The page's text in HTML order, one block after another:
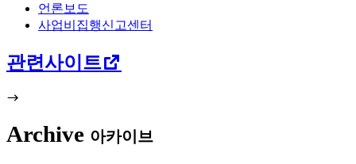
언론보도
사업비집행신고센터
관련사이트
Archive 아카이브